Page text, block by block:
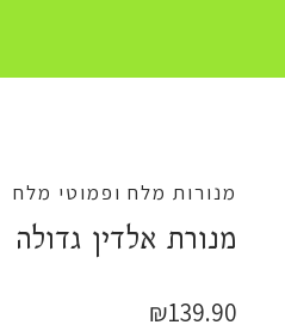
מנורות מלח ופמוטי מלח
מנורת אלדין גדולה
₪139.90